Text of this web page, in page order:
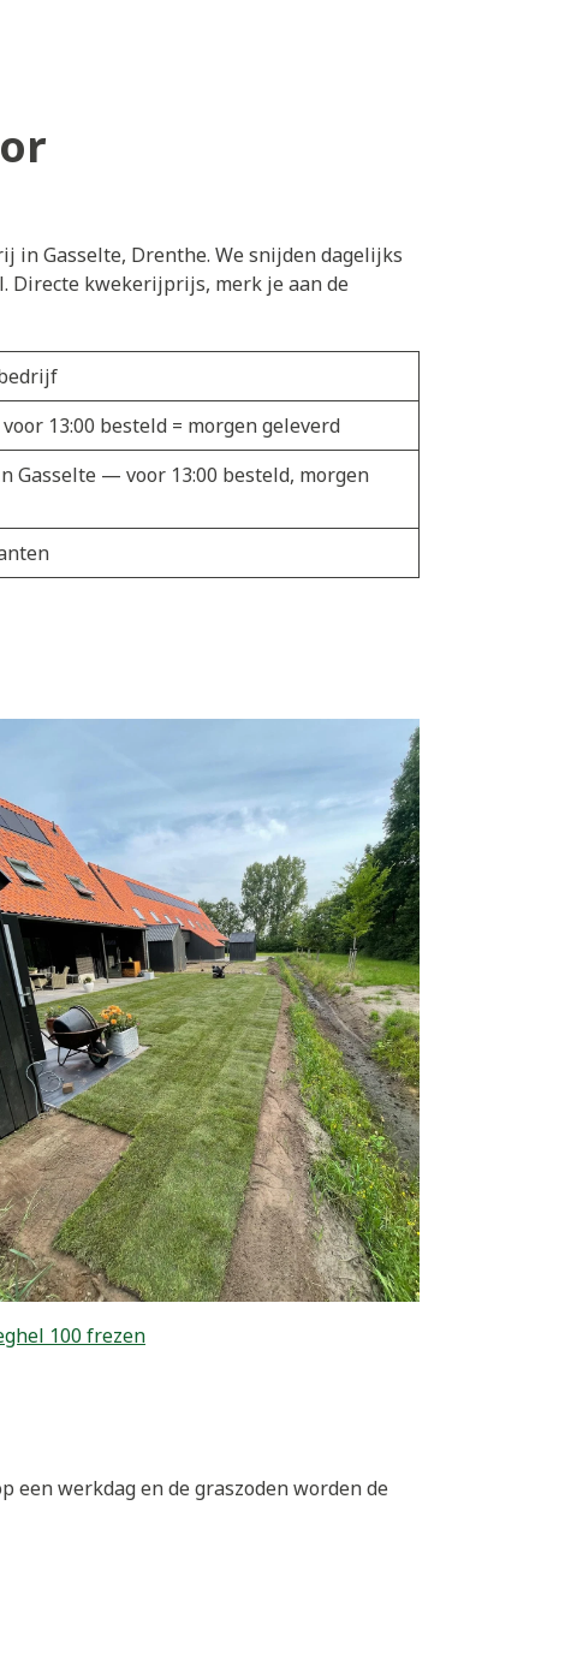
in Gasselte, Drenthe. We snijden dagelijks
Directe kwekerijprijs, merk je aan de
13:00 besteld = morgen geleverd
Gasselte — voor 13:00 besteld, morgen
100 frezen
een werkdag en de graszoden worden de